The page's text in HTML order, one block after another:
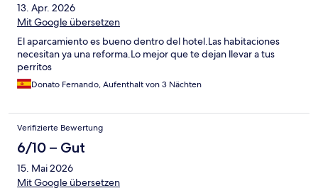
13. Apr. 2026
Mit Google übersetzen
El aparcamiento es bueno dentro del hotel.Las habitaciones
necesitan ya una reforma.Lo mejor que te dejan llevar a tus
perritos
Donato Fernando, Aufenthalt von 3 Nächten
Verifizierte Bewertung
6/10 – Gut
15. Mai 2026
Mit Google übersetzen